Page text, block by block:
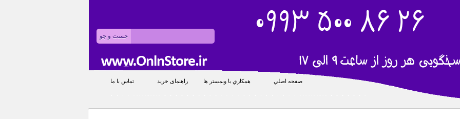
صفحه اصلي همکاري با وبمستر ها راهنمای خرید تماس با ما